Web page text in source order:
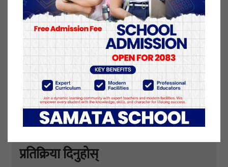
यो खबर पढेर तपाईलाई कस्तो महसुस भयो
?
प्रतिक्रिया दिनुहोस्